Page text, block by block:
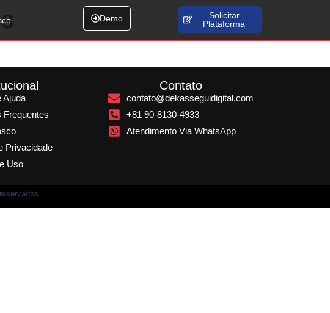
Demo
Solicitar
Plataforma
Ajuda
Frequentes
Privacidade
Uso
Contato
contato@dekasseguidigital.com
+81 90-8130-4933
Atendimento Via WhatsApp